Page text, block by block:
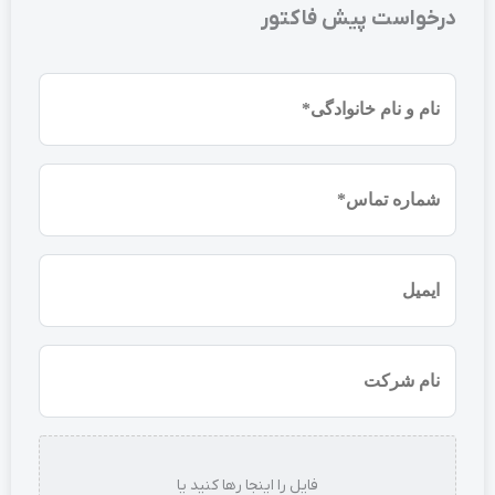
درخواست پیش فاکتور
نام
(ضروری)
موبایل
(ضروری)
شرکت
استعلام
فایل را اینجا رها کنید یا